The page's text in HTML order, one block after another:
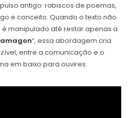
antigo: rabiscos de poemas,
e conceito. Quando o texto não
manipulado até restar apenas a
“, essa abordagem cria
entre a comunicação e o
em baixo para ouvires.